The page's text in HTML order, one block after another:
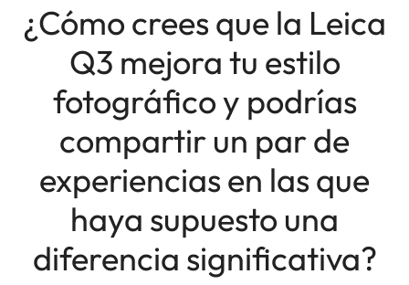
¿Cómo crees que la Leica
Q3 mejora tu estilo
fotográfico y podrías
compartir un par de
experiencias en las que
haya supuesto una
diferencia significativa?